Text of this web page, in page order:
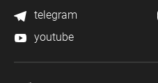
telegram
youtube